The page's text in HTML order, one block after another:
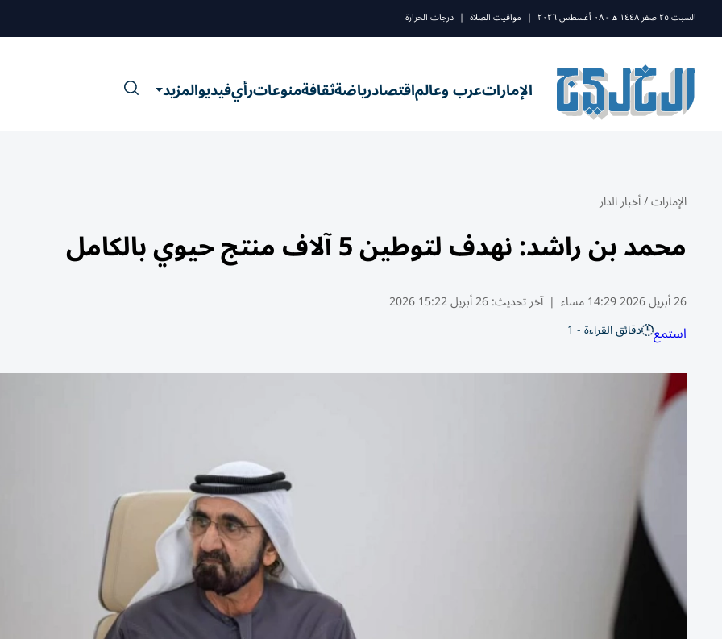
السبت ٢٥ صفر ١٤٤٨ ه - ٠٨ أغسطس ٢٠٢٦ | مواقيت الصلاة | درجات الحرارة
الإماراتعرب وعالماقتصادرياضةثقافةمنوعاترأيفيديوالمزيد
الإمارات/أخبار الدار
محمد بن راشد: نهدف لتوطين 5 آلاف منتج حيوي بالكامل
26 أبريل 2026 14:29 مساء | آخر تحديث:26 أبريل 15:22 2026
استمع دقائق القراءة - 1